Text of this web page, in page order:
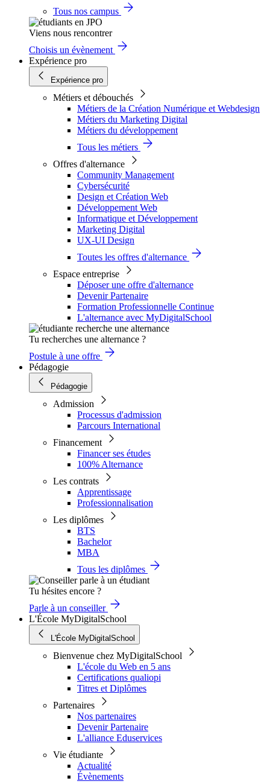
Tous nos campus
Viens nous rencontrer
Choisis un évènement
Expérience pro
Expérience pro
Métiers et débouchés
Métiers de la Création Numérique et Webdesign
Métiers du Marketing Digital
Métiers du développement
Tous les métiers
Offres d'alternance
Community Management
Cybersécurité
Design et Création Web
Développement Web
Informatique et Développement
Marketing Digital
UX-UI Design
Toutes les offres d'alternance
Espace entreprise
Déposer une offre d'alternance
Devenir Partenaire
Formation Professionnelle Continue
L'alternance avec MyDigitalSchool
Tu recherches une alternance ?
Postule à une offre
Pédagogie
Pédagogie
Admission
Processus d'admission
Parcours International
Financement
Financer ses études
100% Alternance
Les contrats
Apprentissage
Professionnalisation
Les diplômes
BTS
Bachelor
MBA
Tous les diplômes
Tu hésites encore ?
Parle à un conseiller
L'École MyDigitalSchool
L'École MyDigitalSchool
Bienvenue chez MyDigitalSchool
L'école du Web en 5 ans
Certifications qualiopi
Titres et Diplômes
Partenaires
Nos partenaires
Devenir Partenaire
L'alliance Eduservices
Vie étudiante
Actualité
Évènements